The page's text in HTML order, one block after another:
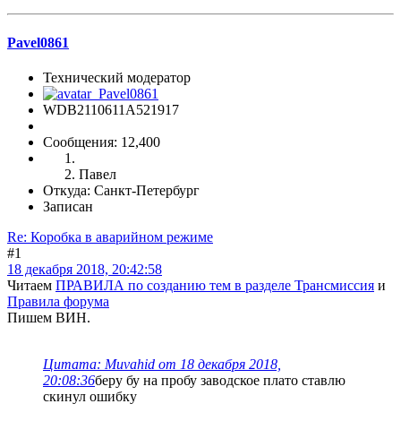
Pavel0861
Технический модератор
WDB2110611A521917
Сообщения: 12,400
Павел
Откуда: Санкт-Петербург
Записан
Re: Коробка в аварийном режиме
#1
18 декабря 2018, 20:42:58
Читаем ПРАВИЛА по созданию тем в разделе Трансмиссия и
Правила форума
Пишем ВИН.
Цитата: Muvahid от 18 декабря 2018,
20:08:36беру бу на пробу заводское плато ставлю
скинул ошибку